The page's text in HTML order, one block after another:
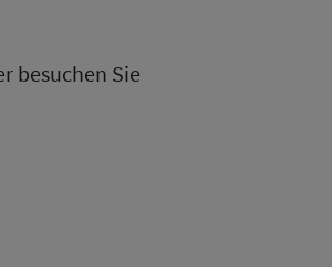
besuchen Sie